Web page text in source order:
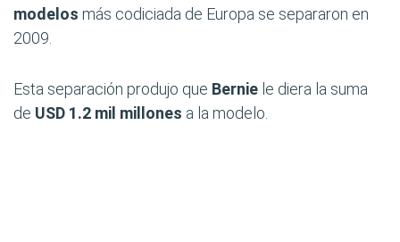
modelos más codiciada de Europa se separaron en
2009.
Esta separación produjo que Bernie le diera la suma
de USD 1.2 mil millones a la modelo.